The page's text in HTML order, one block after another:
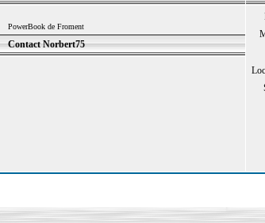
PowerBook de Froment
Contact Norbert75